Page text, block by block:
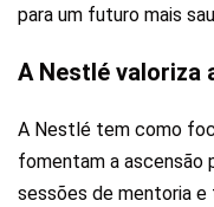
para um futuro mais
A Nestlé valoriza
A Nestlé tem como
fomentam a ascensão
sessões de mentoria e